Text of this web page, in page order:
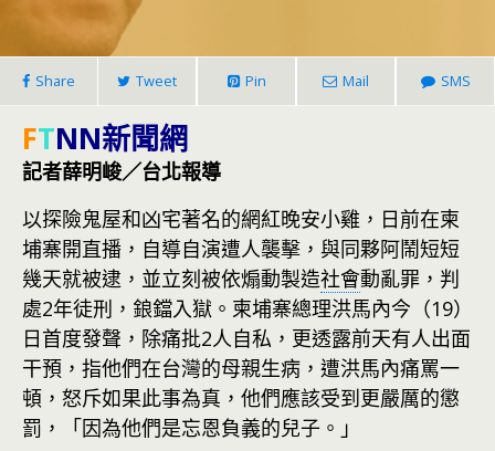
Share Tweet Pin Mail SMS
FTNN新聞網
記者薛明峻／台北報導
以探險鬼屋和凶宅著名的網紅晚安小雞，日前在柬
埔寨開直播，自導自演遭人襲擊，與同夥阿鬧短短
幾天就被逮，並立刻被依煽動製造社會動亂罪，判
處2年徒刑，鋃鐺入獄。柬埔寨總理洪馬內今（19）
日首度發聲，除痛批2人自私，更透露前天有人出面
干預，指他們在台灣的母親生病，遭洪馬內痛罵一
頓，怒斥如果此事為真，他們應該受到更嚴厲的懲
罰，「因為他們是忘恩負義的兒子。」